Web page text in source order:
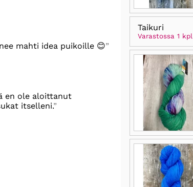
Taikuri
Varastossa 1 kpl
mahti idea puikoille 😊
en ole aloittanut
itselleni.